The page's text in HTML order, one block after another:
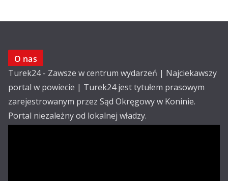
O nas
Turek24 - Zawsze w centrum wydarzeń | Najciekawszy
portal w powiecie | Turek24 jest tytułem prasowym
zarejestrowanym przez Sąd Okręgowy w Koninie.
Portal niezależny od lokalnej władzy.